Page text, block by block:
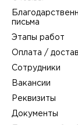
письма
Этапы работ
Оплата /
Сотрудники
Вакансии
Реквизиты
Документы